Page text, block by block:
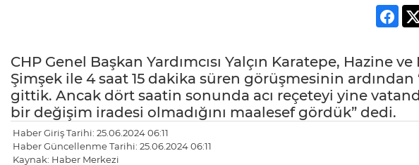
CHP Genel Başkan Yardımcısı Yalçın Karatepe, Hazine
Şimşek ile 4 saat 15 dakika süren görüşmesinin
gittik. Ancak dört saatin sonunda acı reçeteyi yine
bir değişim iradesi olmadığını maalesef gördük” dedi.
Haber Giriş Tarihi: 25.06.2024 06:11
Haber Güncellenme Tarihi: 25.06.2024 06:11
Kaynak: Haber Merkezi